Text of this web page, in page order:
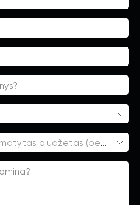
Koks apšvietimui įrengti numatytas biudžetas (be PVM)?